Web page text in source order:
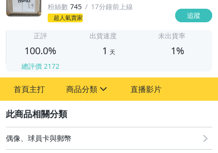
粉絲數 745 17分鐘前上線
超人氣賣家 追蹤
正評
100.0%
總評價 2172
出貨速度
1 天
未出貨率
1%
首頁主打 商品分類
其它
直播影片
偶像、球員卡與郵幣